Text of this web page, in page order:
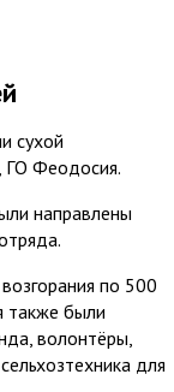
сухой
ГО Феодосия.
направлены
по 500
также были
волонтёры,
для